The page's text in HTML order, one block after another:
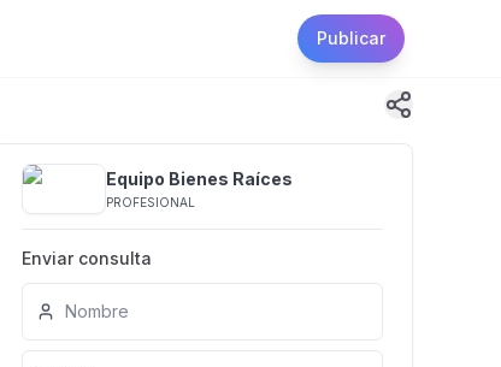
Publicar
Equipo Bienes Raíces
PROFESIONAL
Enviar consulta
Nombre